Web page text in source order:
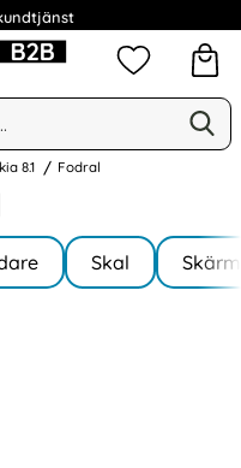
på Narse Group AB
Mina
8.1 Fodral
Skal